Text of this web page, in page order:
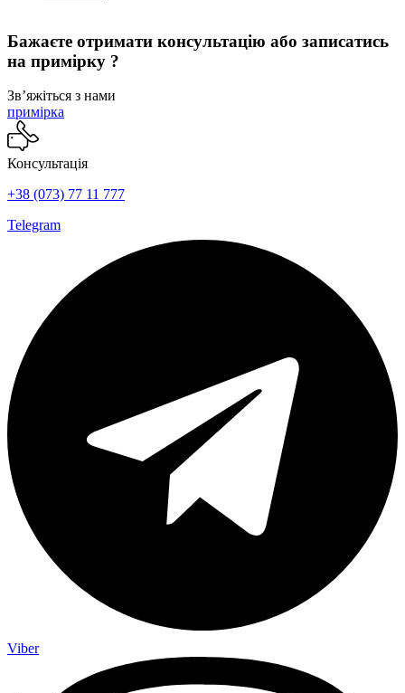
сторінці
Бажаєте отримати консультацію або записатись
на примірку ?
Звʼяжіться з нами
примірка
Консультація
+38 (073) 77 11 777
Telegram
Viber